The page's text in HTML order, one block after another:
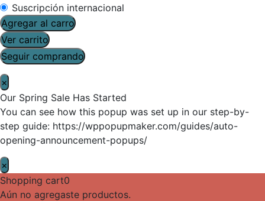
Suscripción internacional
Agregar al carro
Ver carrito
Seguir comprando
×
Our Spring Sale Has Started
You can see how this popup was set up in our step-by-
step guide: https://wppopupmaker.com/guides/auto-
opening-announcement-popups/
×
Shopping cart0
Aún no agregaste productos.